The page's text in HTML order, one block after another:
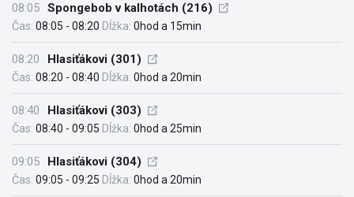
08:05 Spongebob v kalhotách (216)
Čas: 08:05 - 08:20 Dĺžka: 0hod a 15min
08:20 Hlasiťákovi (301)
Čas: 08:20 - 08:40 Dĺžka: 0hod a 20min
08:40 Hlasiťákovi (303)
Čas: 08:40 - 09:05 Dĺžka: 0hod a 25min
09:05 Hlasiťákovi (304)
Čas: 09:05 - 09:25 Dĺžka: 0hod a 20min